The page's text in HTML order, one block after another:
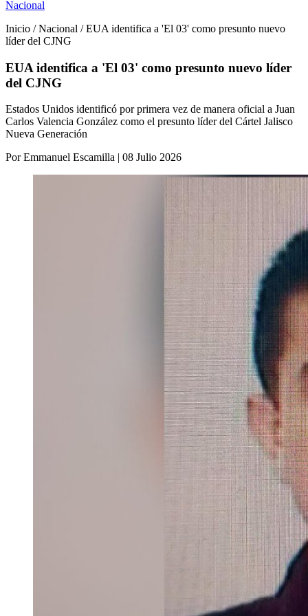
Nacional
Inicio / Nacional / EUA identifica a 'El 03' como presunto nuevo
líder del CJNG
EUA identifica a 'El 03' como presunto nuevo líder
del CJNG
Estados Unidos identificó por primera vez de manera oficial a Juan
Carlos Valencia González como el presunto líder del Cártel Jalisco
Nueva Generación
Por Emmanuel Escamilla | 08 Julio 2026